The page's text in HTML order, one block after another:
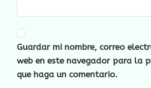
Guardar mi nombre, correo
web en este navegador para la
que haga un comentario.